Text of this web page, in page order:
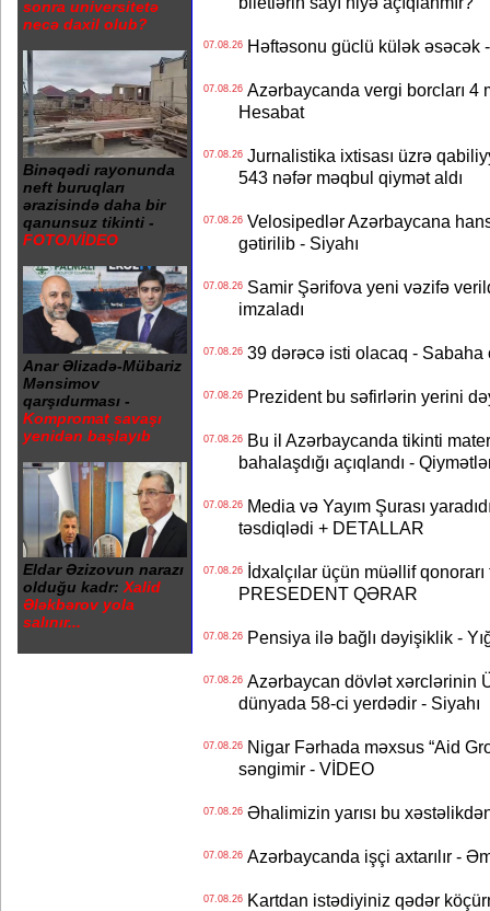
sonra universitetə
necə daxil olub?
Binəqədi rayonunda
neft buruqları
ərazisində daha bir
qanunsuz tikinti -
FOTO/VİDEO
Anar Əlizadə-Mübariz
Mənsimov
qarşıdurması -
Kompromat savaşı
yenidən başlayıb
Eldar Əzizovun narazı
olduğu kadr: Xalid
Ələkbərov yola
salınır...
07.08.26Həftəsonu güclü külək əsəcək
07.08.26Azərbaycanda vergi borcları 4
Hesabat
07.08.26Jurnalistika ixtisası üzrə
543 nəfər məqbul qiymət aldı
07.08.26Velosipedlər Azərbaycana
gətirilib - Siyahı
07.08.26Samir Şərifova yeni vəzifə
imzaladı
07.08.2639 dərəcə isti olacaq - Sabaha
07.08.26Prezident bu səfirlərin yerini
07.08.26Bu il Azərbaycanda tikinti
bahalaşdığı açıqlandı -
07.08.26Media və Yayım Şurası
təsdiqlədi + DETALLAR
07.08.26İdxalçılar üçün müəllif
PRESEDENT QƏRAR
07.08.26Pensiya ilə bağlı dəyişiklik -
07.08.26Azərbaycan dövlət xərclərinin
dünyada 58-ci yerdədir - Siyahı
07.08.26Nigar Fərhada məxsus “Aid
səngimir - VİDEO
07.08.26Əhalimizin yarısı bu
07.08.26Azərbaycanda işçi axtarılır -
07.08.26Kartdan istədiyiniz qədər